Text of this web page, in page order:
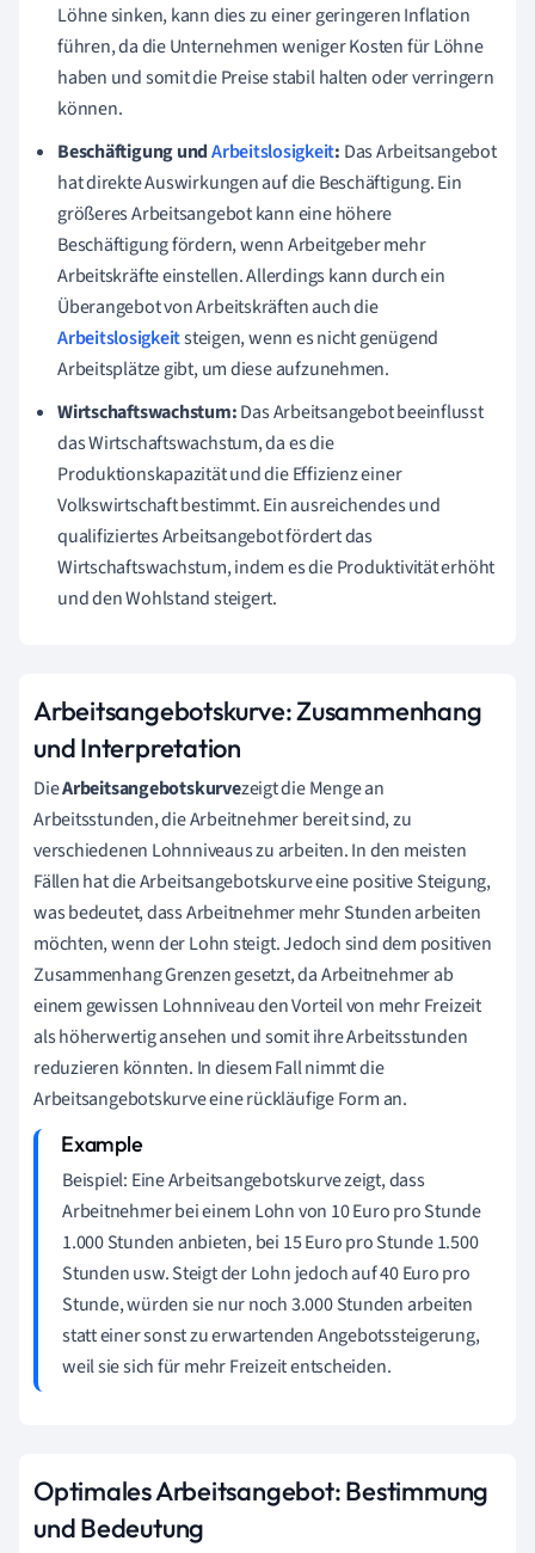
Löhne sinken, kann dies zu einer geringeren Inflation
führen, da die Unternehmen weniger Kosten für Löhne
haben und somit die Preise stabil halten oder verringern
können.
Beschäftigung undArbeitslosigkeit: Das Arbeitsangebot
hat direkte Auswirkungen auf die Beschäftigung. Ein
größeres Arbeitsangebot kann eine höhere
Beschäftigung fördern, wenn Arbeitgeber mehr
Arbeitskräfte einstellen. Allerdings kann durch ein
Überangebot von Arbeitskräften auch die
Arbeitslosigkeitsteigen, wenn es nicht genügend
Arbeitsplätze gibt, um diese aufzunehmen.
Wirtschaftswachstum:Das Arbeitsangebot beeinflusst
das Wirtschaftswachstum, da es die
Produktionskapazität und die Effizienz einer
Volkswirtschaft bestimmt. Ein ausreichendes und
qualifiziertes Arbeitsangebot fördert das
Wirtschaftswachstum, indem es die Produktivität erhöht
und den Wohlstand steigert.
Arbeitsangebotskurve: Zusammenhang
und Interpretation
DieArbeitsangebotskurvezeigt die Menge an
Arbeitsstunden, die Arbeitnehmer bereit sind, zu
verschiedenen Lohnniveaus zu arbeiten. In den meisten
Fällen hat die Arbeitsangebotskurve eine positive Steigung,
was bedeutet, dass Arbeitnehmer mehr Stunden arbeiten
möchten, wenn der Lohn steigt. Jedoch sind dem positiven
Zusammenhang Grenzen gesetzt, da Arbeitnehmer ab
einem gewissen Lohnniveau den Vorteil von mehr Freizeit
als höherwertig ansehen und somit ihre Arbeitsstunden
reduzieren könnten. In diesem Fall nimmt die
Arbeitsangebotskurve eine rückläufige Form an.
Beispiel: Eine Arbeitsangebotskurve zeigt, dass
Arbeitnehmer bei einem Lohn von 10 Euro pro Stunde
1.000 Stunden anbieten, bei 15 Euro pro Stunde 1.500
Stunden usw. Steigt der Lohn jedoch auf 40 Euro pro
Stunde, würden sie nur noch 3.000 Stunden arbeiten
statt einer sonst zu erwartenden Angebotssteigerung,
weil sie sich für mehr Freizeit entscheiden.
Optimales Arbeitsangebot: Bestimmung
und Bedeutung